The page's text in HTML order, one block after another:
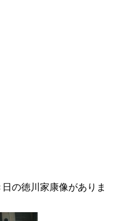
の徳川家康像がありま